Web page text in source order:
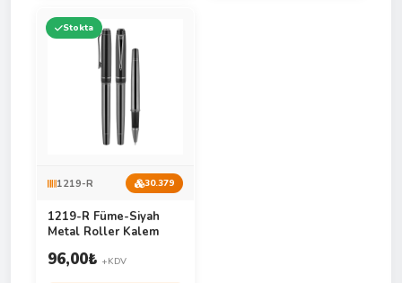
Stokta
1219-R 30.379
1219-R Füme-Siyah
Metal Roller Kalem
96,00₺ +KDV